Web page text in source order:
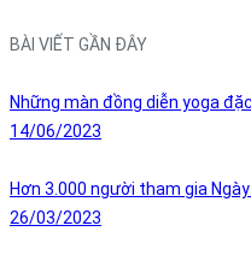
BÀI VIẾT GẦN ĐÂY
Những màn đồng diễn yoga
14/06/2023
Hơn 3.000 người tham gia
26/03/2023